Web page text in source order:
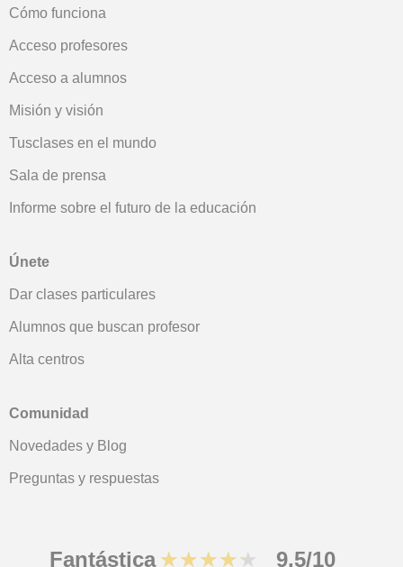
Cómo funciona
Acceso profesores
Acceso a alumnos
Misión y visión
Tusclases en el mundo
Sala de prensa
Informe sobre el futuro de la educación
Únete
Dar clases particulares
Alumnos que buscan profesor
Alta centros
Comunidad
Novedades y Blog
Preguntas y respuestas
Fantástica ★★★★★ 9,5/10